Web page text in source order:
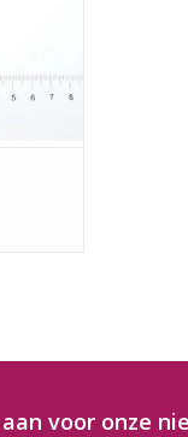
voor onze